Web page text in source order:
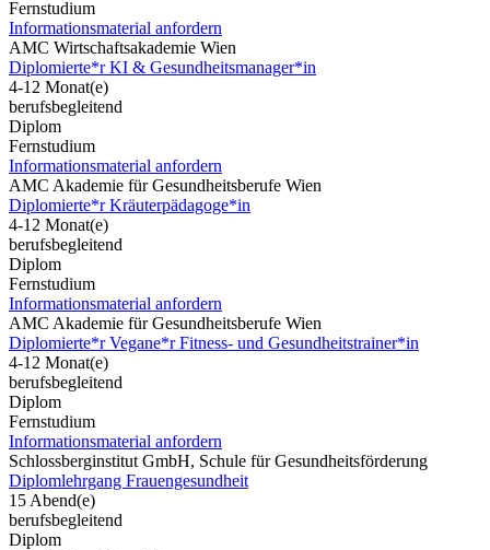
Fernstudium
Informationsmaterial anfordern
AMC Wirtschaftsakademie Wien
Diplomierte*r KI & Gesundheitsmanager*in
4-12 Monat(e)
berufsbegleitend
Diplom
Fernstudium
Informationsmaterial anfordern
AMC Akademie für Gesundheitsberufe Wien
Diplomierte*r Kräuterpädagoge*in
4-12 Monat(e)
berufsbegleitend
Diplom
Fernstudium
Informationsmaterial anfordern
AMC Akademie für Gesundheitsberufe Wien
Diplomierte*r Vegane*r Fitness- und Gesundheitstrainer*in
4-12 Monat(e)
berufsbegleitend
Diplom
Fernstudium
Informationsmaterial anfordern
Schlossberginstitut GmbH, Schule für Gesundheitsförderung
Diplomlehrgang Frauengesundheit
15 Abend(e)
berufsbegleitend
Diplom